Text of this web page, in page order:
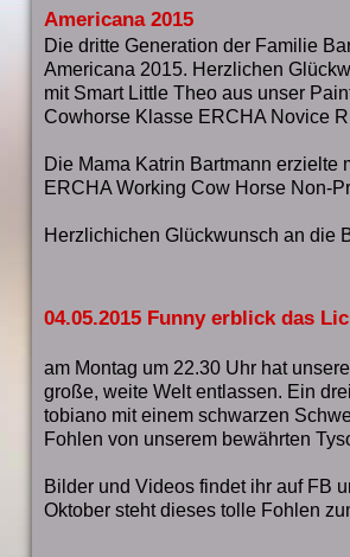
Americana 2015
Die dritte Generation der Familie
Americana 2015. Herzlichen
mit Smart Little Theo aus unser
Cowhorse Klasse ERCHA Novice
Die Mama Katrin Bartmann erzielte
ERCHA Working Cow Horse Non-
Herzlichichen Glückwunsch an die
04.05.2015 Funny erblick das
am Montag um 22.30 Uhr hat
große, weite Welt entlassen. Ein
tobiano mit einem schwarzen
Fohlen von unserem bewährten
Bilder und Videos findet ihr auf FB
Oktober steht dieses tolle Fohlen